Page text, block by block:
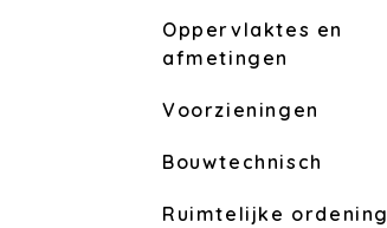
Oppervlaktes en
afmetingen
Voorzieningen
Bouwtechnisch
Ruimtelijke ordening